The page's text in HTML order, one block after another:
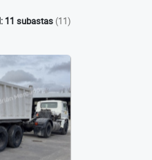
11 subastas (11)